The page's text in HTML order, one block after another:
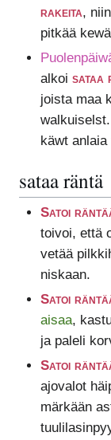
rakeita,
pitkää
alkoi sataa
joista maa
käwt anlaia
sataa räntä
Satoi
toivoi, että
vetää
niskaan.
Satoi
aisaa,
ja paleli
Satoi
ajovalot
märkään